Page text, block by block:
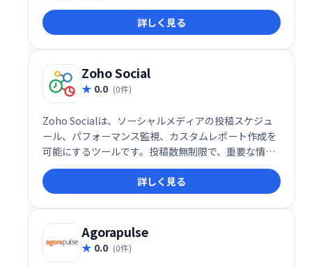
詳しく見る
Zoho Social
0.0 (0件)
Zoho Socialは、ソーシャルメディアの投稿スケジュ
ール、パフォーマンス監視、カスタムレポート作成を
可能にするツールです。投稿数無制限で、重要な情報
を常に把握し、分析に基づいた戦略立案を支援しま
す。ソーシャルメディアマーケティングの効率化と効
果最大化を実現します。
詳しく見る
Agorapulse
0.0 (0件)